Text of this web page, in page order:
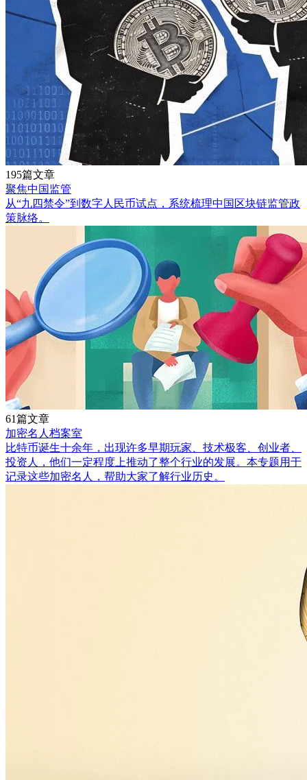
195篇文章
聚焦中国监管
从“九四禁令”到数字人民币试点，系统梳理中国区块链监管政
策脉络。
61篇文章
加密名人档案室
比特币诞生十余年，出现许多早期玩家、技术极客、创业者、
投资人，他们一定程度上推动了整个行业的发展。本专题用于
记录这些加密名人，帮助大家了解行业历史。